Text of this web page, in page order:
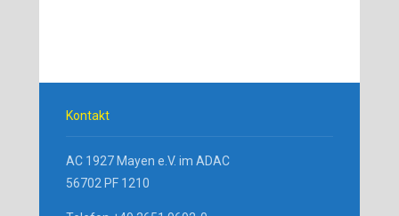
Kontakt
AC 1927 Mayen e.V. im ADAC
56702 PF 1210